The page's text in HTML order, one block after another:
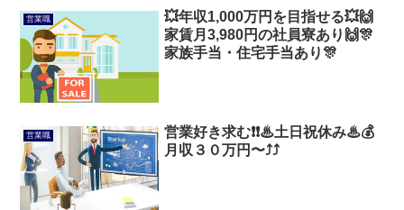
営業職
💥年収1,000万円を目指せる💥🙌
家賃月3,980円の社員寮あり🙌🎊
家族手当・住宅手当あり🎊
営業職
営業好き求む❗❗♨土日祝休み♨💰
月収３０万円〜⤴⤴